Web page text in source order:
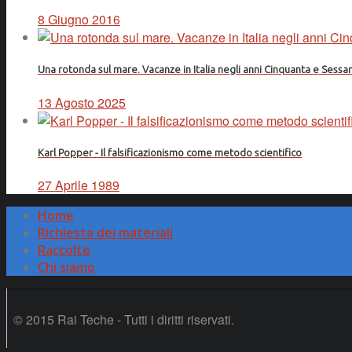
8 Giugno 2016
Una rotonda sul mare. Vacanze in Italia negli anni Cinquanta e
13 Agosto 2025
Karl Popper - Il falsificazionismo come metodo scientifico
27 Aprile 1989
Home
Richiesta dei materiali
Raccolte
Chi siamo
© 2015 Rai Teche - Tutti i diritti riservati.